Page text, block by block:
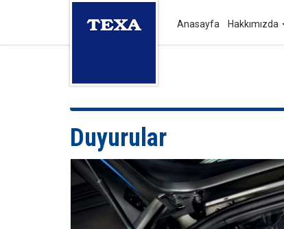
Anasayfa Hakkımızda
Duyurular